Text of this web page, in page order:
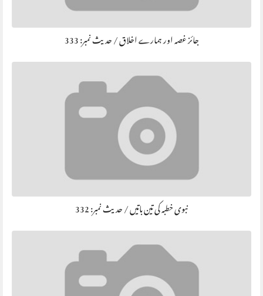
جائز غصہ اور ہمارے اخلاق / حديث نمبر: 333
نبوی خطبہ کی تین باتیں / حديث نمبر: 332